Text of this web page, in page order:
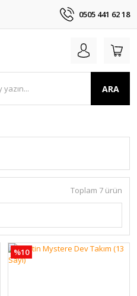
0505 441 62 18
ARA
Toplam 7 ürün
%10